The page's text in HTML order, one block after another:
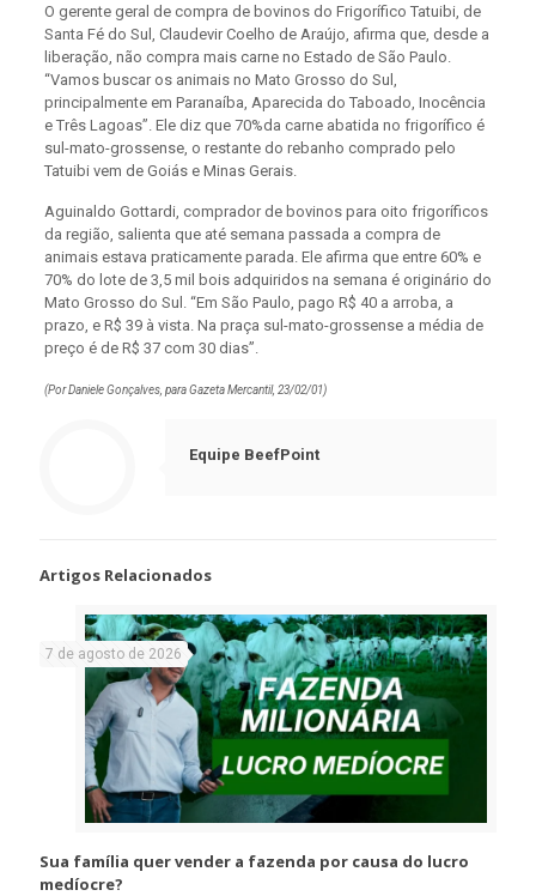
O gerente geral de compra de bovinos do Frigorífico Tatuibi, de
Santa Fé do Sul, Claudevir Coelho de Araújo, afirma que, desde a
liberação, não compra mais carne no Estado de São Paulo.
“Vamos buscar os animais no Mato Grosso do Sul,
principalmente em Paranaíba, Aparecida do Taboado, Inocência
e Três Lagoas”. Ele diz que 70%da carne abatida no frigorífico é
sul-mato-grossense, o restante do rebanho comprado pelo
Tatuibi vem de Goiás e Minas Gerais.
Aguinaldo Gottardi, comprador de bovinos para oito frigoríficos
da região, salienta que até semana passada a compra de
animais estava praticamente parada. Ele afirma que entre 60% e
70% do lote de 3,5 mil bois adquiridos na semana é originário do
Mato Grosso do Sul. “Em São Paulo, pago R$ 40 a arroba, a
prazo, e R$ 39 à vista. Na praça sul-mato-grossense a média de
preço é de R$ 37 com 30 dias”.
(Por Daniele Gonçalves, para Gazeta Mercantil, 23/02/01)
Equipe BeefPoint
Artigos Relacionados
7 de agosto de 2026
Sua família quer vender a fazenda por causa do lucro
medíocre?